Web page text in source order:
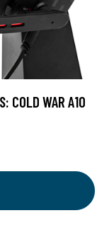
COLD WAR A10